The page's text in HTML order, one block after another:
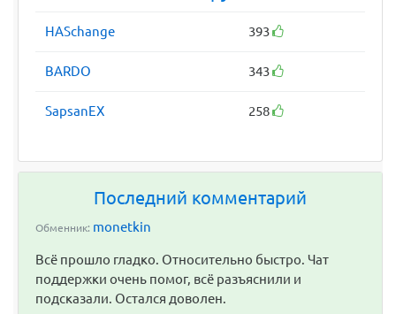
HASchange 393
BARDO 343
SapsanEX 258
Последний комментарий
Обменник: monetkin
Всё прошло гладко. Относительно быстро. Чат
поддержки очень помог, всё разъяснили и
подсказали. Остался доволен.